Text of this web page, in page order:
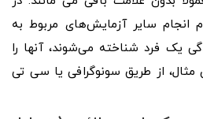
انجام سایر آزمایش‌های مربوط به
یک فرد شناخته می‌شوند، آنها را
از طریق سونوگرافی یا سی تی